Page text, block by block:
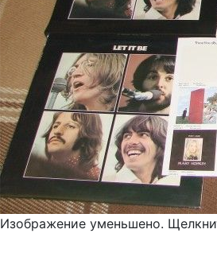
Изображение уменьшено.